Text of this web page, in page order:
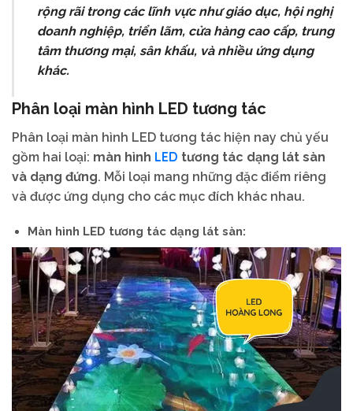
rộng rãi trong các lĩnh vực như giáo dục, hội nghị
doanh nghiệp, triển lãm, cửa hàng cao cấp, trung
tâm thương mại, sân khấu, và nhiều ứng dụng
khác.
Phân loại màn hình LED tương tác
Phân loại màn hình LED tương tác hiện nay chủ yếu
gồm hai loại: màn hình LED tương tác dạng lát sàn
và dạng đứng. Mỗi loại mang những đặc điểm riêng
và được ứng dụng cho các mục đích khác nhau.
Màn hình LED tương tác dạng lát sàn: